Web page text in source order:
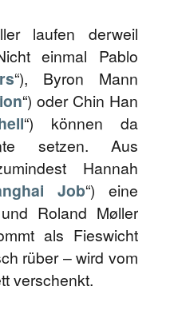
laufen derweil
einmal Pablo
“), Byron Mann
“) oder Chin Han
“) können da
setzen. Aus
Hannah
Job“) eine
Roland Møller
als Fieswicht
rüber – wird vom
verschenkt.